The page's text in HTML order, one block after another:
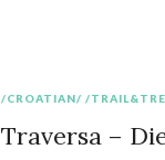
/CROATIAN/ /
Traversa –